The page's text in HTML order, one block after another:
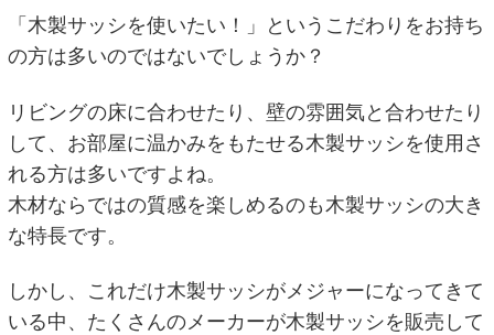
「木製サッシを使いたい！」というこだわりをお持ち
の方は多いのではないでしょうか？
リビングの床に合わせたり、壁の雰囲気と合わせたり
して、お部屋に温かみをもたせる木製サッシを使用さ
れる方は多いですよね。
木材ならではの質感を楽しめるのも木製サッシの大き
な特長です。
しかし、これだけ木製サッシがメジャーになってきて
いる中、たくさんのメーカーが木製サッシを販売して